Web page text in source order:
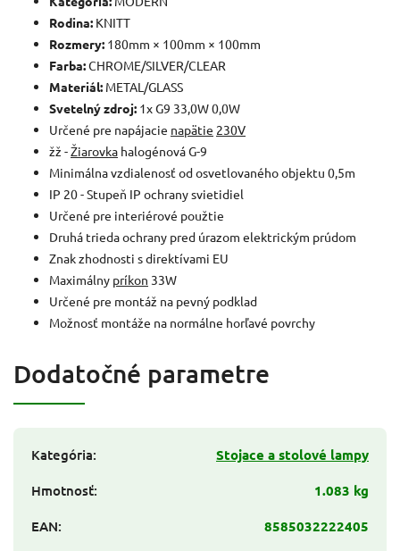
Rodina: KNITT
Rozmery: 180mm × 100mm × 100mm
Farba:CHROME/SILVER/CLEAR
Materiál: METAL/GLASS
Svetelný zdroj: 1x G9 33,0W 0,0W
Určené pre napájacie napätie 230V
žž -Žiarovka halogénová G-9
Minimálna vzdialenosť od osvetlovaného objektu 0,5m
IP 20 - Stupeň IP ochrany svietidiel
Určené pre interiérové použtie
Druhá trieda ochrany pred úrazom elektrickým prúdom
Znak zhodnosti s direktívami EU
Maximálny príkon 33W
Určené pre montáž na pevný podklad
Možnosť montáže na normálne horľavé povrchy
Dodatočné parametre
Kategória:
Stojace a stolové lampy
Hmotnosť:
1.083 kg
EAN:
8585032222405